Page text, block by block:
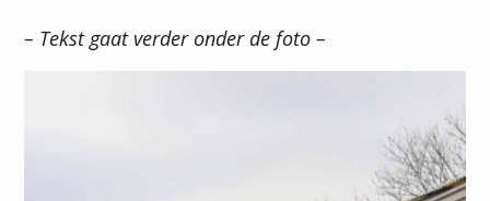
– Tekst gaat verder onder de foto –